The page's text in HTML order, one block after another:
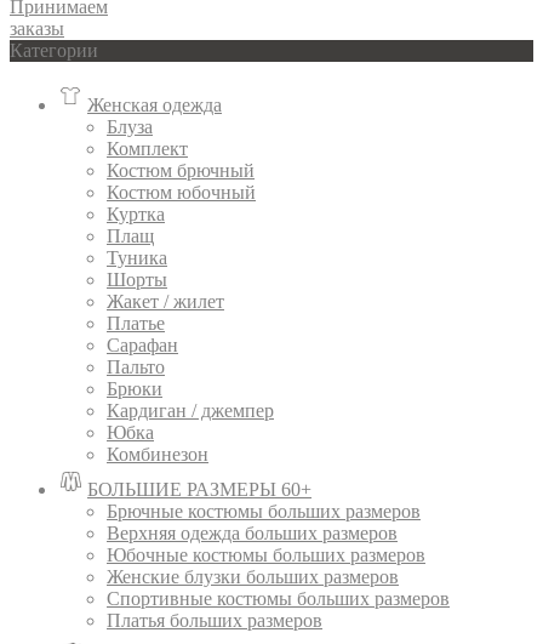
Принимаем
заказы
Категории
Женская одежда
Блуза
Комплект
Костюм брючный
Костюм юбочный
Куртка
Плащ
Туника
Шорты
Жакет / жилет
Платье
Сарафан
Пальто
Брюки
Кардиган / джемпер
Юбка
Комбинезон
БОЛЬШИЕ РАЗМЕРЫ 60+
Брючные костюмы больших размеров
Верхняя одежда больших размеров
Юбочные костюмы больших размеров
Женские блузки больших размеров
Спортивные костюмы больших размеров
Платья больших размеров